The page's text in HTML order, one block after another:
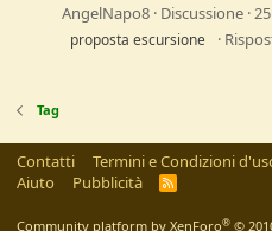
AngelNapo8 Discussione
proposta escursione
Tag
Contatti Termini e Condizioni
Aiuto
Pubblicità
R
S
Community platform by XenForo® ©